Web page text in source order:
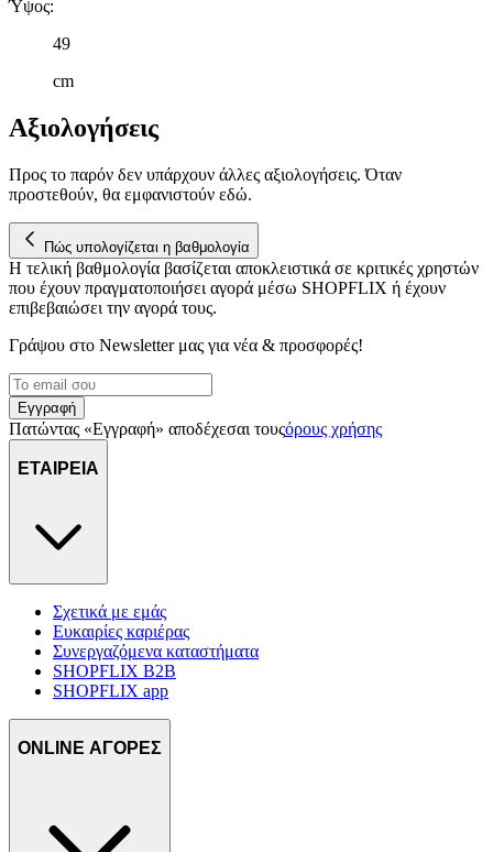
Ύψος:
49
cm
Αξιολογήσεις
Προς το παρόν δεν υπάρχουν άλλες αξιολογήσεις. Όταν
προστεθούν, θα εμφανιστούν εδώ.
Πώς υπολογίζεται η βαθμολογία
Η τελική βαθμολογία βασίζεται αποκλειστικά σε κριτικές χρηστών
που έχουν πραγματοποιήσει αγορά μέσω SHOPFLIX ή έχουν
επιβεβαιώσει την αγορά τους.
Γράψου στο Νewsletter μας για νέα & προσφορές!
Εγγραφή
Πατώντας «Εγγραφή» αποδέχεσαι τουςόρους χρήσης
ΕΤΑΙΡΕΙΑ
Σχετικά με εμάς
Ευκαιρίες καριέρας
Συνεργαζόμενα καταστήματα
SHOPFLIX B2B
SHOPFLIX app
ONLINE ΑΓΟΡΕΣ